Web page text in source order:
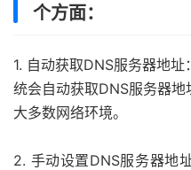
个方面：
1. 自动获取DNS服务器地
统会自动获取DNS服务器
大多数网络环境。
2. 手动设置DNS服务器地